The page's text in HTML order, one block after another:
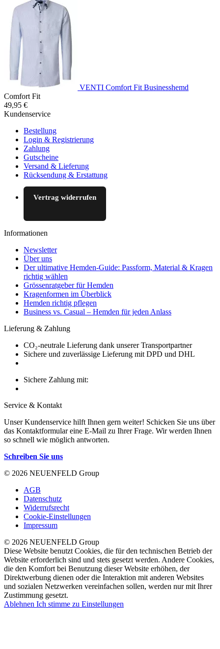
VENTI Comfort Fit Businesshemd
Comfort Fit
49,95 €
Kundenservice
Bestellung
Login & Registrierung
Zahlung
Gutscheine
Versand & Lieferung
Rücksendung & Erstattung
Vertrag widerrufen
Informationen
Newsletter
Über uns
Der ultimative Hemden-Guide: Passform, Material & Kragen
richtig wählen
Grössenratgeber für Hemden
Kragenformen im Überblick
Hemden richtig pflegen
Business vs. Casual – Hemden für jeden Anlass
Lieferung & Zahlung
CO₂-neutrale Lieferung dank unserer Transportpartner
Sichere und zuverlässige Lieferung mit DPD und DHL
Sichere Zahlung mit:
Service & Kontakt
Unser Kundenservice hilft Ihnen gern weiter! Schicken Sie uns über
das Kontaktformular eine E-Mail zu Ihrer Frage. Wir werden Ihnen
so schnell wie möglich antworten.
Schreiben Sie uns
© 2026 NEUENFELD Group
AGB
Datenschutz
Widerrufsrecht
Cookie-Einstellungen
Impressum
© 2026 NEUENFELD Group
Diese Website benutzt Cookies, die für den technischen Betrieb der
Website erforderlich sind und stets gesetzt werden. Andere Cookies,
die den Komfort bei Benutzung dieser Website erhöhen, der
Direktwerbung dienen oder die Interaktion mit anderen Websites
und sozialen Netzwerken vereinfachen sollen, werden nur mit Ihrer
Zustimmung gesetzt.
Ablehnen Ich stimme zu Einstellungen